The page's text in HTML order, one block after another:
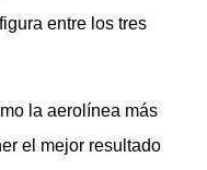
entre los tres
la aerolínea más
el mejor resultado